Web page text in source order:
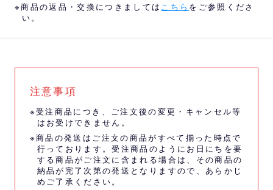
※商品の返品・交換につきましては こちら をご参照くださ
い。
注意事項
※受注商品につき、ご注文後の変更・キャンセル等
はお受けできません。
※商品の発送はご注文の商品がすべて揃った時点で
行っております。受注商品のようにお日にちを要
する商品がご注文に含まれる場合は、その商品の
納品が完了次第の発送となりますので、あらかじ
めご了承ください。